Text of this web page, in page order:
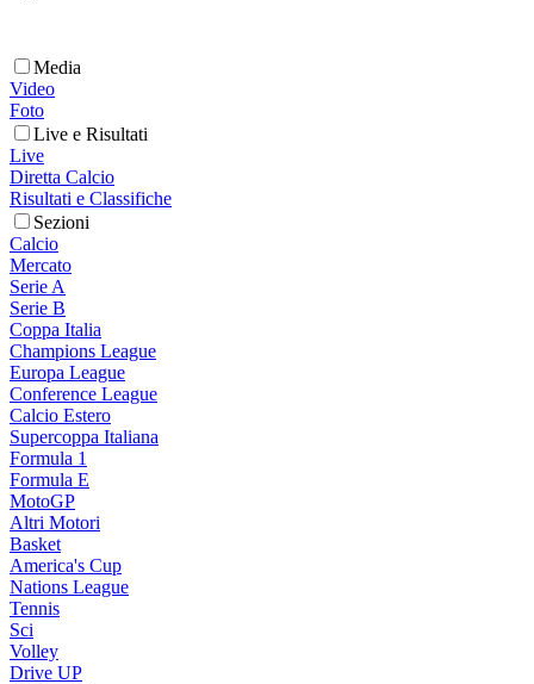
Media
Video
Foto
Live e Risultati
Live
Diretta Calcio
Risultati e Classifiche
Sezioni
Calcio
Mercato
Serie A
Serie B
Coppa Italia
Champions League
Europa League
Conference League
Calcio Estero
Supercoppa Italiana
Formula 1
Formula E
MotoGP
Altri Motori
Basket
America's Cup
Nations League
Tennis
Sci
Volley
Drive UP